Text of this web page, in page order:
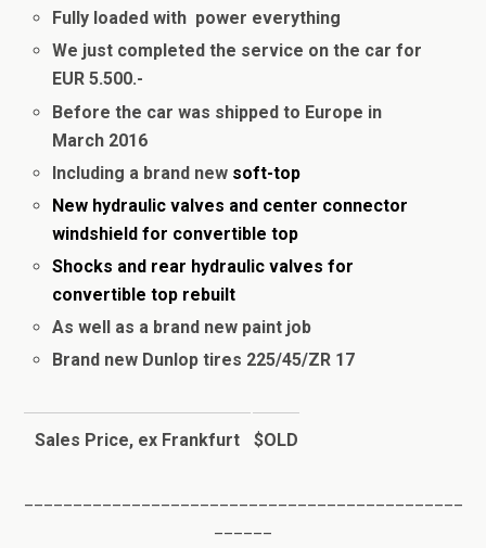
Fully loaded with power everything
We just completed the service on the car for
EUR 5.500.-
Before the car was shipped to Europe in
March 2016
Including a brand new soft-top
New hydraulic valves and center connector
windshield for convertible top
Shocks and rear hydraulic valves for
convertible top rebuilt
As well as a brand new paint job
Brand new Dunlop tires 225/45/ZR 17
Sales Price, ex Frankfurt $OLD